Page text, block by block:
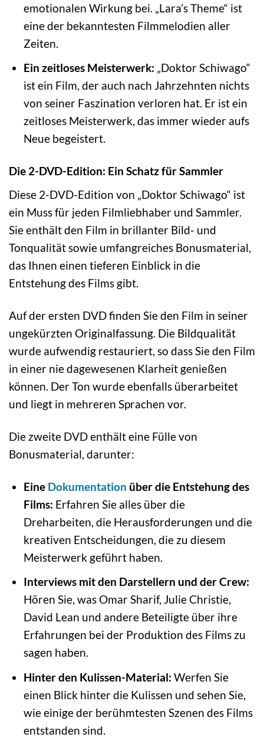
emotionalen Wirkung bei. „Lara’s Theme“ ist
eine der bekanntesten Filmmelodien aller
Zeiten.
Ein zeitloses Meisterwerk: „Doktor Schiwago“
ist ein Film, der auch nach Jahrzehnten nichts
von seiner Faszination verloren hat. Er ist ein
zeitloses Meisterwerk, das immer wieder aufs
Neue begeistert.
Die 2-DVD-Edition: Ein Schatz für Sammler
Diese 2-DVD-Edition von „Doktor Schiwago“ ist
ein Muss für jeden Filmliebhaber und Sammler.
Sie enthält den Film in brillanter Bild- und
Tonqualität sowie umfangreiches Bonusmaterial,
das Ihnen einen tieferen Einblick in die
Entstehung des Films gibt.
Auf der ersten DVD finden Sie den Film in seiner
ungekürzten Originalfassung. Die Bildqualität
wurde aufwendig restauriert, so dass Sie den Film
in einer nie dagewesenen Klarheit genießen
können. Der Ton wurde ebenfalls überarbeitet
und liegt in mehreren Sprachen vor.
Die zweite DVD enthält eine Fülle von
Bonusmaterial, darunter:
Eine Dokumentation über die Entstehung des
Films: Erfahren Sie alles über die
Dreharbeiten, die Herausforderungen und die
kreativen Entscheidungen, die zu diesem
Meisterwerk geführt haben.
Interviews mit den Darstellern und der Crew:
Hören Sie, was Omar Sharif, Julie Christie,
David Lean und andere Beteiligte über ihre
Erfahrungen bei der Produktion des Films zu
sagen haben.
Hinter den Kulissen-Material: Werfen Sie
einen Blick hinter die Kulissen und sehen Sie,
wie einige der berühmtesten Szenen des Films
entstanden sind.